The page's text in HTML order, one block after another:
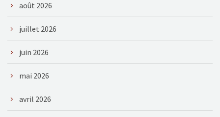
août 2026
juillet 2026
juin 2026
mai 2026
avril 2026